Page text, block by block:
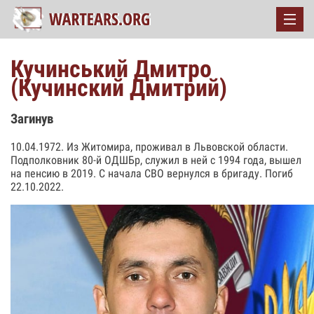
Кучинський Дмитро
(Кучинский Дмитрий)
Загинув
10.04.1972. Из Житомира, проживал в Львовской области.
Подполковник 80-й ОДШБр, служил в ней с 1994 года, вышел
на пенсию в 2019. С начала СВО вернулся в бригаду. Погиб
22.10.2022.